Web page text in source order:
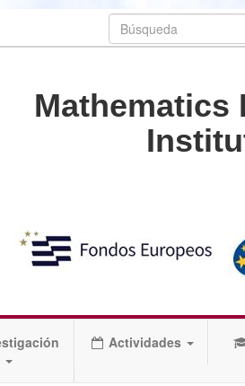
Mathematics
Actividades